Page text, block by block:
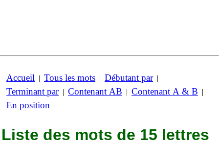
Accueil | Tous les mots | Débutant par|
Terminant par| Contenant AB | Contenant A & B |
En position
Liste des mots de 15 lettres